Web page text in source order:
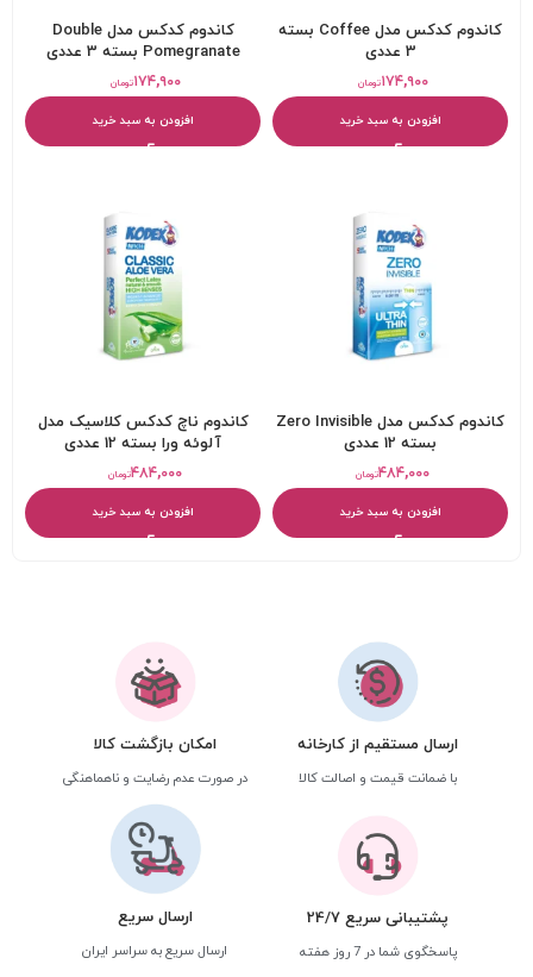
کاندوم کدکس مدل Coffee بسته
3 عددی
تومان۱۷۴,۹۰۰
افزودن به سبد خرید
کاندوم کدکس مدل Double
Pomegranate بسته 3 عددی
تومان۱۷۴,۹۰۰
افزودن به سبد خرید
کاندوم کدکس مدل Zero Invisible
بسته 12 عددی
تومان۴۸۴,۰۰۰
افزودن به سبد خرید
کاندوم ناچ کدکس کلاسیک مدل
آلوئه ورا بسته 12 عددی
تومان۴۸۴,۰۰۰
افزودن به سبد خرید
ارسال مستقیم از کارخانه
با ضمانت قیمت و اصالت کالا
امکان بازگشت کالا
در صورت عدم رضایت و ناهماهنگی
پشتیبانی سریع 24/7
پاسخگوی شما در 7 روز هفته
ارسال سریع
ارسال سریع به سراسر ایران